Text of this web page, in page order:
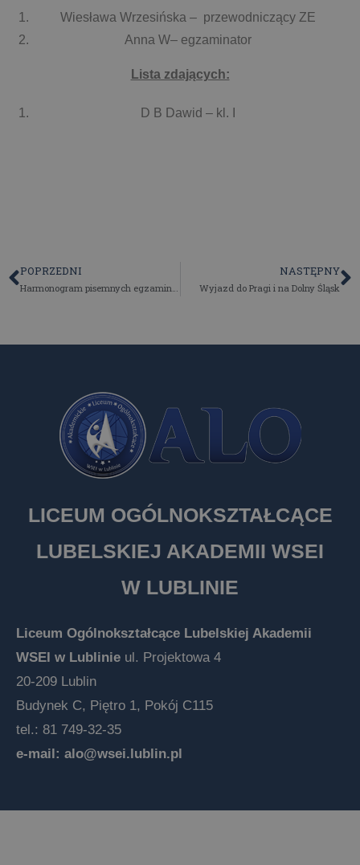
Wiesława Wrzesińska – przewodniczący ZE
Anna W– egzaminator
Lista zdających:
D B Dawid – kl. I
POPRZEDNI NASTĘPNY
Wyjazd do Pragi i na Dolny Śląsk
LICEUM OGÓLNOKSZTAŁCĄCE
LUBELSKIEJ AKADEMII WSEI
W LUBLINIE
Liceum Ogólnokształcące Lubelskiej Akademii
WSEI w Lublinie ul. Projektowa 4
20-209 Lublin
Budynek C, Piętro 1, Pokój C115
tel.: 81 749-32-35
e-mail: alo@wsei.lublin.pl